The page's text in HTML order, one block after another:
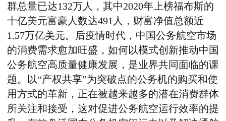
群总量已达132万人，其中2020年上榜福布斯的
十亿美元富豪人数达491人，财富净值总额近
1.57万亿美元。后疫情时代，中国公务航空市场
的消费需求愈加旺盛，如何以模式创新推动中国
公务航空高质量健康发展，是业界共同面临的课
题。以“产权共享”为突破点的公务机的购买和使
用方式的革新，正在被越来越多的潜在消费群体
所关注和接受，这对促进公务航空运行效率的提